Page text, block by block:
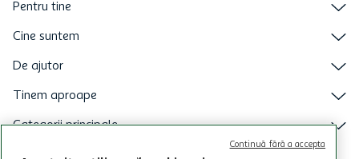
Pentru tine
Cine suntem
De ajutor
Tinem aproape
Categorii principale
Continuă fără a accepta